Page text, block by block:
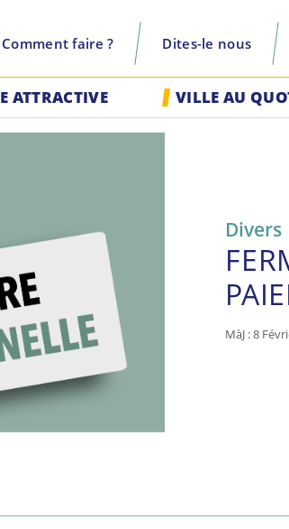
Comment faire ? Dites-le nous
recherche
ATTRACTIVE VILLE AU
Divers
MàJ : 8